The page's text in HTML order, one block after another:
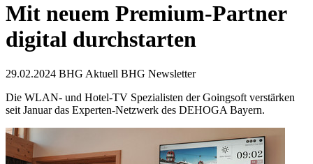
Mit neuem Premium-Partner
digital durchstarten
29.02.2024 BHG Aktuell BHG Newsletter
Die WLAN- und Hotel-TV Spezialisten der Goingsoft verstärken
seit Januar das Experten-Netzwerk des DEHOGA Bayern.